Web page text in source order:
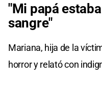
"Mi papá
sangre"
Mariana, hija de la
horror y relató con